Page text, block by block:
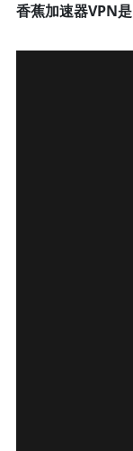
香蕉加速器VPN是